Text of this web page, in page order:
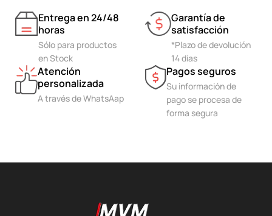
Entrega en 24/48
horas
Sólo para productos
en Stock
Garantía de
satisfacción
*Plazo de devolución
14 días
Atención
personalizada
A través de WhatsAap
Pagos seguros
Su información de
pago se procesa de
forma segura